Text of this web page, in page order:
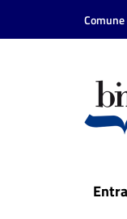
Vai al contenuto
Vai alla
Entra